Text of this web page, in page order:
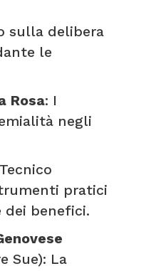
sulla delibera
le
Rosa: I
negli
pratici
dei benefici.
Sue): La